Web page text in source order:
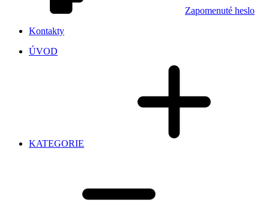
Zapomenuté heslo
Kontakty
ÚVOD
KATEGORIE